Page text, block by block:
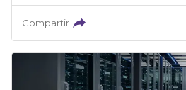
Compartir